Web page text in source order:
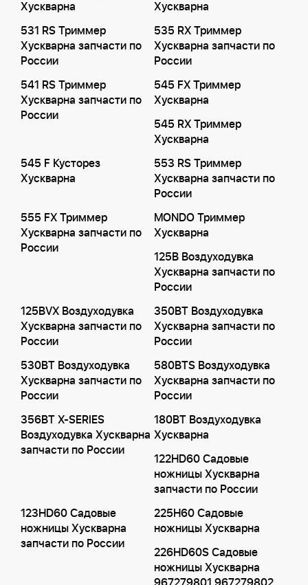
Хускварна
Хускварна
531 RS Триммер
Хускварна запчасти по
России
535 RX Триммер
Хускварна запчасти по
России
541 RS Триммер
Хускварна запчасти по
России
545 FX Триммер
Хускварна
545 RX Триммер
Хускварна
545 F Кусторез
Хускварна
553 RS Триммер
Хускварна запчасти по
России
555 FX Триммер
Хускварна запчасти по
России
MONDO Триммер
Хускварна
125B Воздуходувка
Хускварна запчасти по
России
125BVX Воздуходувка
Хускварна запчасти по
России
350BT Воздуходувка
Хускварна запчасти по
России
530BT Воздуходувка
Хускварна запчасти по
России
580BTS Воздуходувка
Хускварна запчасти по
России
356BT X-SERIES
Воздуходувка Хускварна
запчасти по России
180BT Воздуходувка
Хускварна
122HD60 Садовые
ножницы Хускварна
запчасти по России
123HD60 Садовые
ножницы Хускварна
запчасти по России
225H60 Садовые
ножницы Хускварна
226HD60S Садовые
ножницы Хускварна